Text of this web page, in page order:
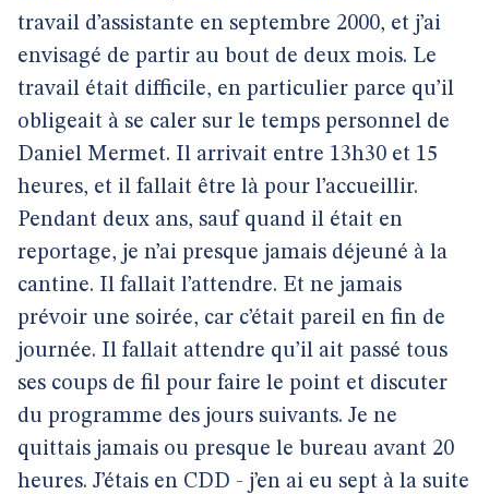
travail d’assistante en septembre 2000, et j’ai
envisagé de partir au bout de deux mois. Le
travail était difficile, en particulier parce qu’il
obligeait à se caler sur le temps personnel de
Daniel Mermet. Il arrivait entre 13h30 et 15
heures, et il fallait être là pour l’accueillir.
Pendant deux ans, sauf quand il était en
reportage, je n’ai presque jamais déjeuné à la
cantine. Il fallait l’attendre. Et ne jamais
prévoir une soirée, car c’était pareil en fin de
journée. Il fallait attendre qu’il ait passé tous
ses coups de fil pour faire le point et discuter
du programme des jours suivants. Je ne
quittais jamais ou presque le bureau avant 20
heures. J’étais en CDD - j’en ai eu sept à la suite